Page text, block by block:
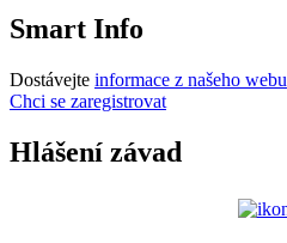
Smart Info
Dostávejte informace z našeho webu
Chci se zaregistrovat
Hlášení závad